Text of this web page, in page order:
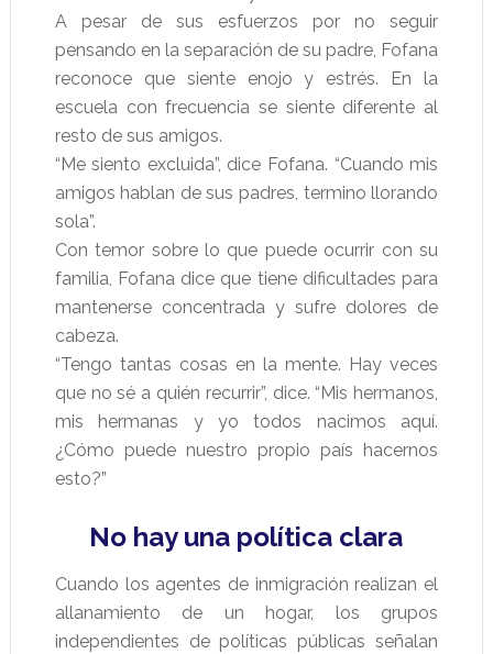
A pesar de sus esfuerzos por no seguir
pensando en la separación de su padre, Fofana
reconoce que siente enojo y estrés. En la
escuela con frecuencia se siente diferente al
resto de sus amigos.
“Me siento excluida”, dice Fofana. “Cuando mis
amigos hablan de sus padres, termino llorando
sola”.
Con temor sobre lo que puede ocurrir con su
familia, Fofana dice que tiene dificultades para
mantenerse concentrada y sufre dolores de
cabeza.
“Tengo tantas cosas en la mente. Hay veces
que no sé a quién recurrir”, dice. “Mis hermanos,
mis hermanas y yo todos nacimos aquí.
¿Cómo puede nuestro propio país hacernos
esto?”
No hay una política clara
Cuando los agentes de inmigración realizan el
allanamiento de un hogar, los grupos
independientes de políticas públicas señalan